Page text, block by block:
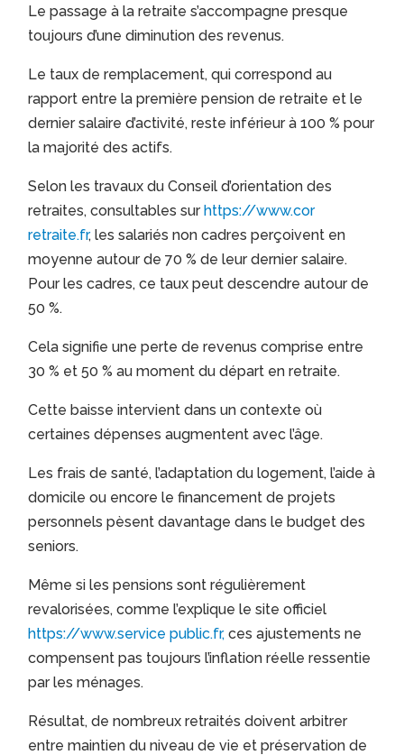
Le passage à la retraite s’accompagne presque
toujours d’une diminution des revenus.
Le taux de remplacement, qui correspond au
rapport entre la première pension de retraite et le
dernier salaire d’activité, reste inférieur à 100 % pour
la majorité des actifs.
Selon les travaux du Conseil d’orientation des
retraites, consultables surhttps://www.cor
retraite.fr, les salariés non cadres perçoivent en
moyenne autour de 70 % de leur dernier salaire.
Pour les cadres, ce taux peut descendre autour de
50 %.
Cela signifie une perte de revenus comprise entre
30 % et 50 % au moment du départ en retraite.
Cette baisse intervient dans un contexte où
certaines dépenses augmentent avec l’âge.
Les frais de santé, l’adaptation du logement, l’aide à
domicile ou encore le financement de projets
personnels pèsent davantage dans le budget des
seniors.
Même si les pensions sont régulièrement
revalorisées, comme l’explique le site officiel
https://www.service public.fr,ces ajustements ne
compensent pas toujours l’inflation réelle ressentie
par les ménages.
Résultat, de nombreux retraités doivent arbitrer
entre maintien du niveau de vie et préservation de